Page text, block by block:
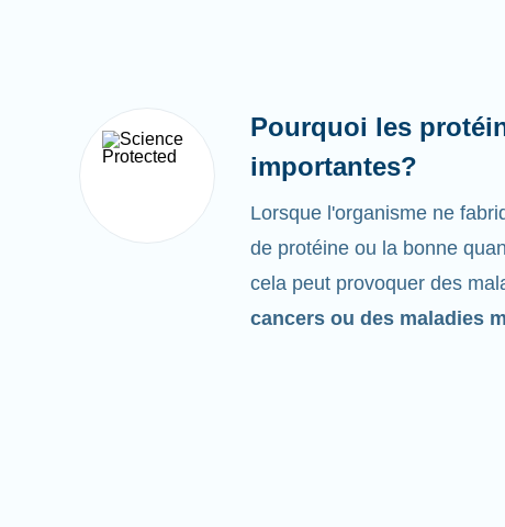
Pourquoi les
importantes?
Lorsque l'organisme ne
de protéine ou la bonne
cela peut provoquer des
cancers ou des maladies